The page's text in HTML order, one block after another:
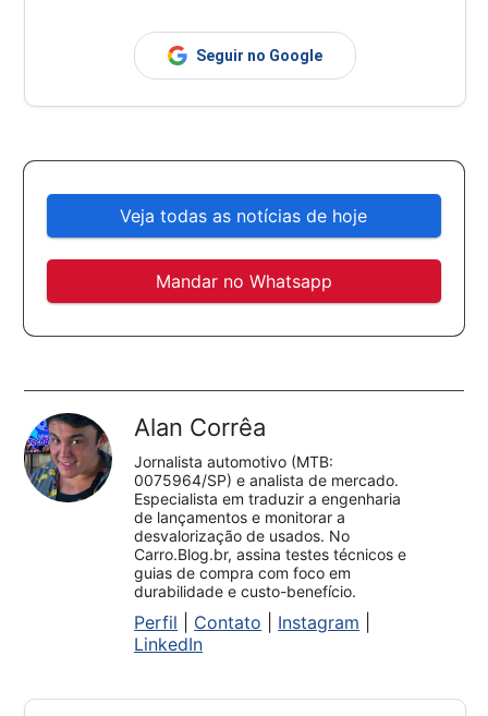
Seguir no Google
Veja todas as notícias de hoje
Mandar no Whatsapp
Alan Corrêa
Jornalista automotivo (MTB:
0075964/SP) e analista de mercado.
Especialista em traduzir a engenharia
de lançamentos e monitorar a
desvalorização de usados. No
Carro.Blog.br, assina testes técnicos e
guias de compra com foco em
durabilidade e custo-benefício.
Perfil Contato Instagram
LinkedIn